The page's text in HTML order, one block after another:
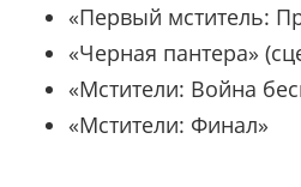
«Первый мститель:
«Черная пантера»
«Мстители: Война
«Мстители: Финал»